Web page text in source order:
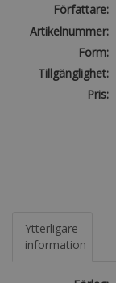
Författare:
Artikelnummer:
Form:
Tillgänglighet:
Pris:
Ytterligare
information